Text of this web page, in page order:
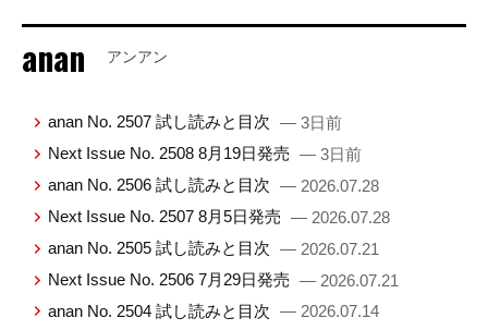
anan アンアン
anan No. 2507 試し読みと目次 — 3日前
Next Issue No. 2508 8月19日発売 — 3日前
anan No. 2506 試し読みと目次 — 2026.07.28
Next Issue No. 2507 8月5日発売 — 2026.07.28
anan No. 2505 試し読みと目次 — 2026.07.21
Next Issue No. 2506 7月29日発売 — 2026.07.21
anan No. 2504 試し読みと目次 — 2026.07.14